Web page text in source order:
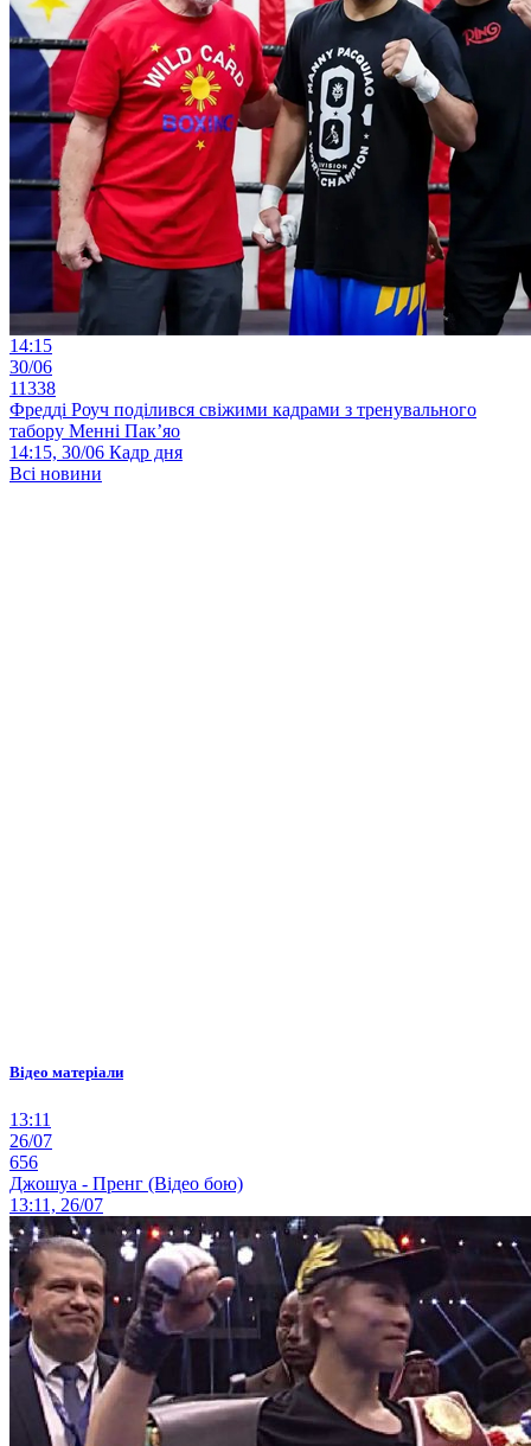
14:15
30/06
11338
Фредді Роуч поділився свіжими кадрами з тренувального
табору Менні Пак’яо
14:15, 30/06 Кадр дня
Всі новини
Відео матеріали
13:11
26/07
656
Джошуа - Пренг (Відео бою)
13:11, 26/07